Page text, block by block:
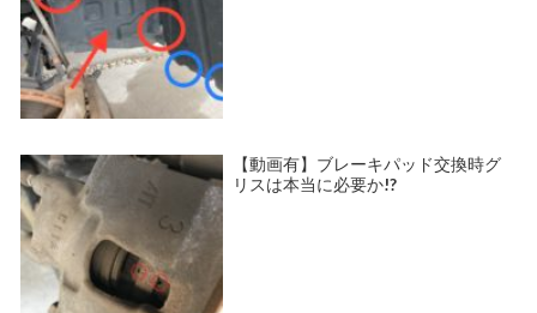
【動画有】ブレーキパッド交換時グ
リスは本当に必要か!?